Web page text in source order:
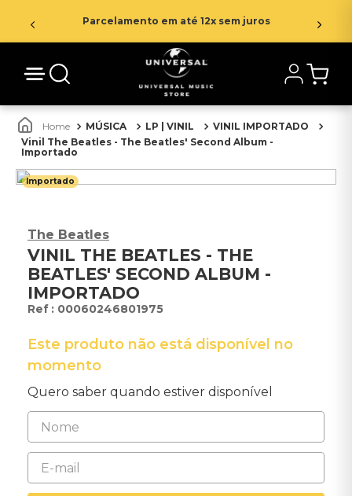
Parcelamento em até 12x sem juros
MÚSICA LP | VINIL
VINIL IMPORTADO
Vinil The Beatles - The Beatles' Second Album -
Importado
Importado
The Beatles
VINIL THE BEATLES - THE
BEATLES' SECOND ALBUM -
IMPORTADO
: 00060246801975
Este produto não está disponível no
momento
Quero saber quando estiver disponível